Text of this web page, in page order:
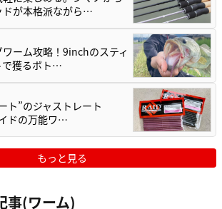
ドが本格派ながら…
ーム攻略！9inchのスティ
で獲るボト…
ト”のジャストレート
ドの万能ワ…
もっと見る
事(ワーム)